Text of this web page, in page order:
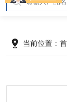
当前位置：